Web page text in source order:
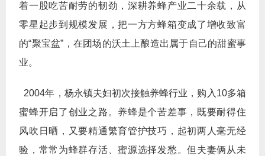
着一股吃苦耐劳的韧劲，深耕养蜂产业二十余载，从
零星起步到规模发展，把一方方蜂箱变成了增收致富
的“聚宝盆”，在团场的沃土上酿造出属于自己的甜蜜事
业。
2004年，杨永镇夫妇初次接触养蜂行业，购入10多箱
蜜蜂开启了创业之路。养蜂是个苦差事，既要耐得住
风吹日晒，又要精通繁育管护技巧，起初两人毫无经
验，常常为蜂群存活、蜜源选择发愁。但夫妻俩从未